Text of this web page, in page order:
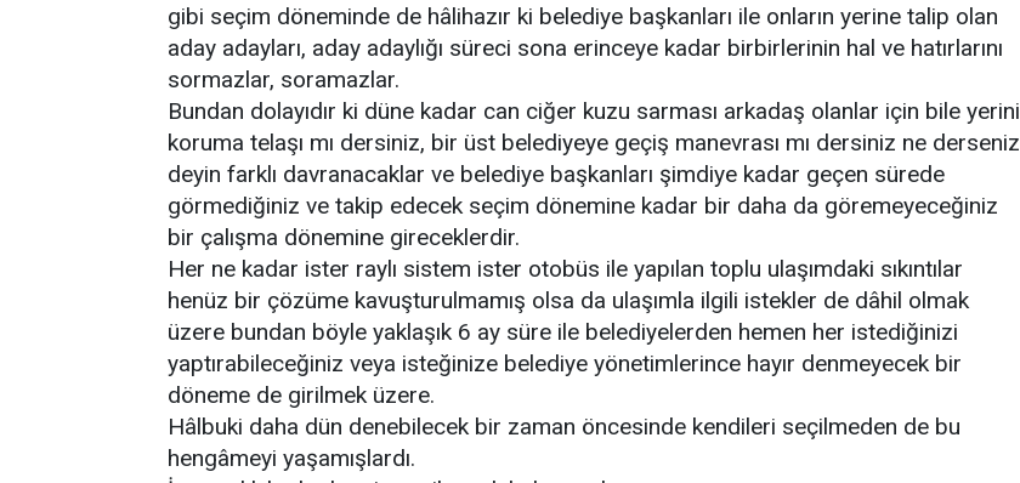
gibi seçim döneminde de hâlihazır ki belediye başkanları ile onların yerine talip olan
aday adayları, aday adaylığı süreci sona erinceye kadar birbirlerinin hal ve hatırlarını
sormazlar, soramazlar.
Bundan dolayıdır ki düne kadar can ciğer kuzu sarması arkadaş olanlar için bile yerini
koruma telaşı mı dersiniz, bir üst belediyeye geçiş manevrası mı dersiniz ne derseniz
deyin farklı davranacaklar ve belediye başkanları şimdiye kadar geçen sürede
görmediğiniz ve takip edecek seçim dönemine kadar bir daha da göremeyeceğiniz
bir çalışma dönemine gireceklerdir.
Her ne kadar ister raylı sistem ister otobüs ile yapılan toplu ulaşımdaki sıkıntılar
henüz bir çözüme kavuşturulmamış olsa da ulaşımla ilgili istekler de dâhil olmak
üzere bundan böyle yaklaşık 6 ay süre ile belediyelerden hemen her istediğinizi
yaptırabileceğiniz veya isteğinize belediye yönetimlerince hayır denmeyecek bir
döneme de girilmek üzere.
Hâlbuki daha dün denebilecek bir zaman öncesinde kendileri seçilmeden de bu
hengâmeyi yaşamışlardı.